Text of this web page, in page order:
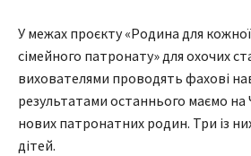
У межах проєкту «Родина для
сімейного патронату» для охочих
вихователями проводять фахові
результатами останнього маємо на
нових патронатних родин. Три із
дітей.